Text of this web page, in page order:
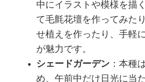
中にイラストや模様を描
て毛氈花壇を作ってみた
せ植えを作ったり、手軽
が魅力です。
シェードガーデン ：本種
め、午前中だけ日光に当